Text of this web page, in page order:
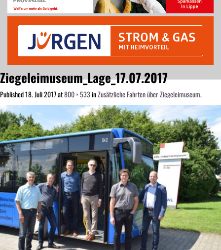
Ziegeleimuseum_Lage_17.07.2017
Published18. Juli 2017at800 × 533inZusätzliche Fahrten über Ziegeleimuseum.